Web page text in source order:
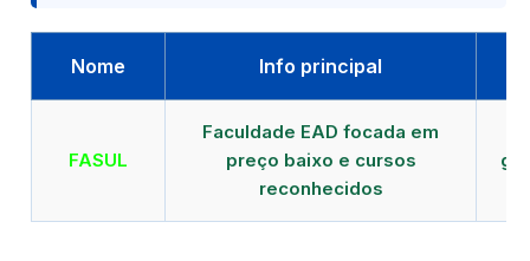
Nome Info principal
FASUL
Faculdade EAD focada em
preço baixo e cursos
reconhecidos